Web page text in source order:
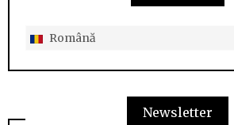
Română
Newsletter